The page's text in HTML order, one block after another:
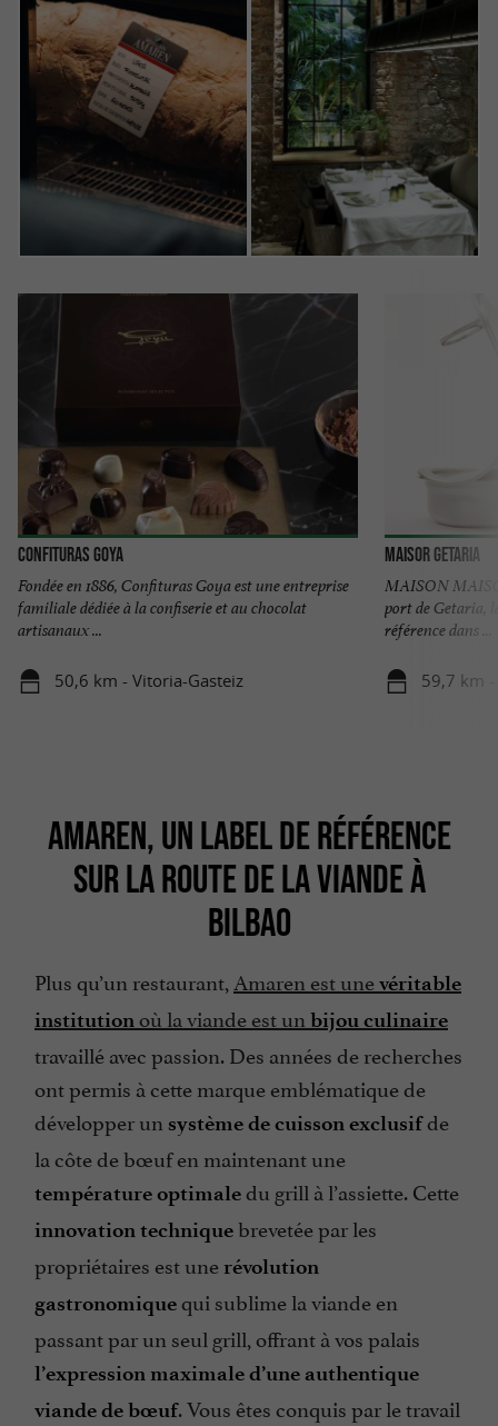
Confituras Goya
Fondée en 1886, Confituras Goya est une entreprise
familiale dédiée à la confiserie et au chocolat
artisanaux ...
50,6 km - Vitoria-Gasteiz
Maisor Getaria
MAISON
port de Getaria,
référence dans ...
59,7 km
AMAREN, UN LABEL DE RÉFÉRENCE
SUR LA ROUTE DE LA VIANDE À
BILBAO
Plus qu’un restaurant, Amaren est unevéritable
institution où la viande est un bijou culinaire
travaillé avec passion. Des années de recherches
ont permis à cette marque emblématique de
développer un système de cuisson exclusifde
la côte de bœuf en maintenant une
température optimaledu grill à l’assiette. Cette
innovation technique brevetée par les
propriétaires est une révolution
gastronomiquequi sublime la viande en
passant par un seul grill, offrant à vos palais
l’expression maximale d’une authentique
viande de bœuf. Vous êtes conquis par le travail